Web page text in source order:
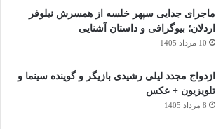
ماجرای جدایی سپهر خلسه از همسرش نیلوفر
اردلان؛ بیوگرافی و داستان آشنایی
10 مرداد 1405
ازدواج مجدد لیلی رشیدی بازیگر و گوینده سینما و
تلویزیون + عکس
8 مرداد 1405